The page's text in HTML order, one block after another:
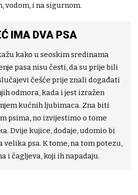
vodom, i na sigurnom.
IMA DVA PSA
kako u seoskim sredinama
pasa nisu česti, da su prije bili
češće prije znali događati
odmora, kada i jest izražen
kućnih ljubimaca. Zna biti
psima, no izvijestimo o tome
Dvije kujice, dodaje, udomio bi
velika psa. K tome, na tom potezu,
i čagljeva, koji ih napadaju.